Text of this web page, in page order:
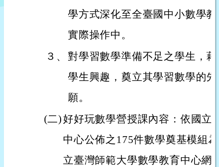
學方式深化至全臺國中小數學
實際操作中。
３、 對學習數學準備不足之學生，
學生興趣，奠立其學習數學的
願。
(二)好好玩數學營授課內容：依國立
中心公佈之175件數學奠基模組
立臺灣師範大學數學教育中心網